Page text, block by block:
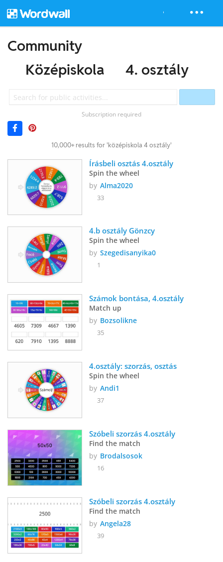
Community
Középiskola
4. osztály
Subscription required
10,000+ results for 'középiskola 4 osztály'
Írásbeli osztás 4.osztály
Spin the wheel
by Alma2020
33
4.b osztály Gönzcy
Spin the wheel
by Szegedisanyika0
1
Számok bontása, 4.osztály
Match up
by Bozsolikne
35
4.osztály: szorzás, osztás
Spin the wheel
by Andi1
37
Find the match
by Brodalsosok
16
Find the match
by Angela28
39